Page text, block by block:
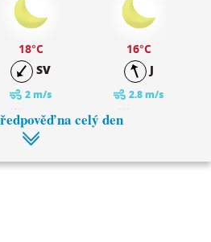
18°C
SV
2 m/s
0 mm
16°C
J
2.8 m/s
na celý den